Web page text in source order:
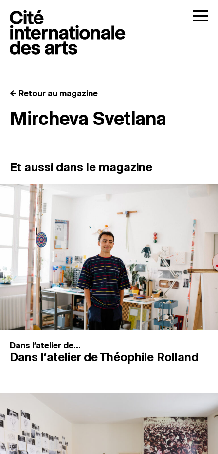
RÉSIDENCES ↓
ATELIERS OUVERTS
PROGRAMMATION
MAGAZINE
ESPACES DE PRATIQUE ARTISTIQUE ↓
Recherche
Connexion
← Retour au magazine
Mircheva Svetlana
Et aussi dans le magazine
Dans l'atelier de...
Dans l’atelier de Théophile Rolland